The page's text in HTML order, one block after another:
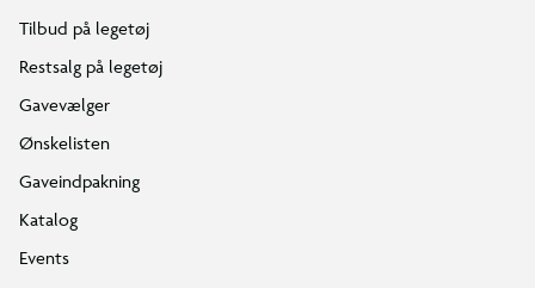
Tilbud på legetøj
Restsalg på legetøj
Gavevælger
Ønskelisten
Gaveindpakning
Katalog
Events